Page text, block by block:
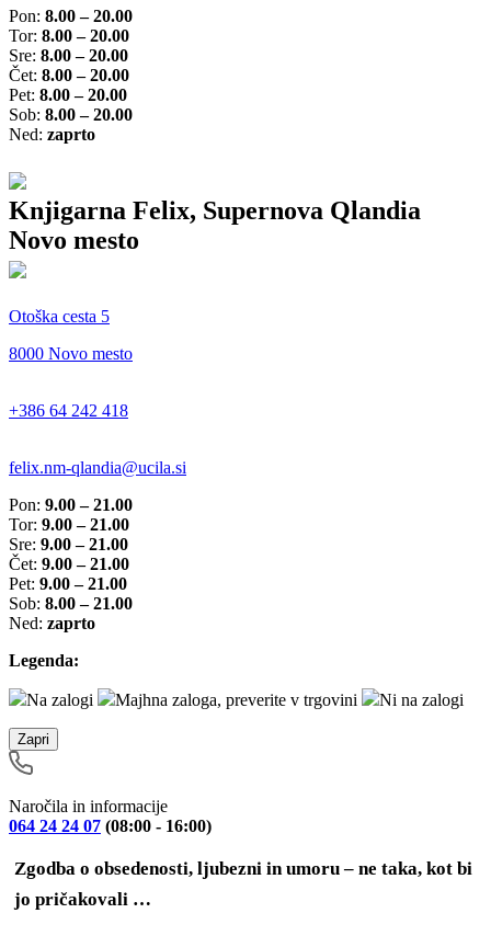
Pon: 8.00 – 20.00
Tor: 8.00 – 20.00
Sre: 8.00 – 20.00
Čet: 8.00 – 20.00
Pet: 8.00 – 20.00
Sob: 8.00 – 20.00
Ned: zaprto
Knjigarna Felix, Supernova Qlandia
Novo mesto
Otoška cesta 5
8000 Novo mesto
+386 64 242 418
felix.nm-qlandia@ucila.si
Pon: 9.00 – 21.00
Tor: 9.00 – 21.00
Sre: 9.00 – 21.00
Čet: 9.00 – 21.00
Pet: 9.00 – 21.00
Sob: 8.00 – 21.00
Ned: zaprto
Legenda:
Na zalogi Majhna zaloga, preverite v trgovini Ni na zalogi
Zapri
Naročila in informacije
064 24 24 07 (08:00 - 16:00)
Zgodba o obsedenosti, ljubezni in umoru ‒ ne taka, kot bi
jo pričakovali …